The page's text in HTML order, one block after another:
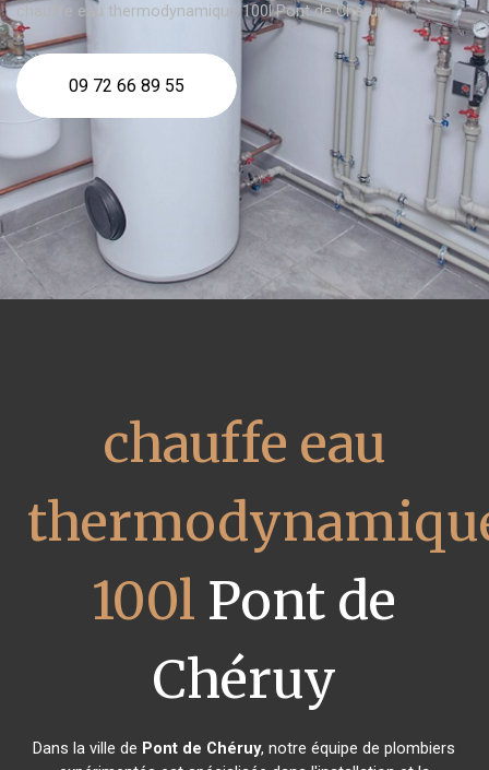
chauffe eau thermodynamique 100l Pont de Chéruy
09 72 66 89 55
chauffe eau
100l Pont de
Chéruy
Dans la ville de Pont de Chéruy, notre équipe de plombiers